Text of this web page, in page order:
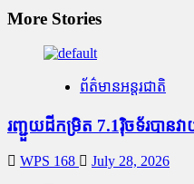
More Stories
ព័ត៌មានអន្តរជាតិ
រញ្ជួយដីកម្រិត​ 7.1រ៉ិចទ័របានវ
WPS 168 July 28, 2026